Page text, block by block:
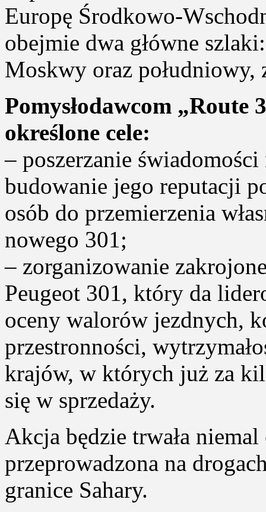
Europę Środkowo-
obejmie dwa główne
Moskwy oraz południowy,
Pomysłodawcom „Route
określone cele:
– poszerzanie
budowanie jego reputacji
osób do przemierzenia
nowego 301;
– zorganizowanie
Peugeot 301, który da
oceny walorów jezdnych,
przestronności,
krajów, w których już za
się w sprzedaży.
Akcja będzie trwała
przeprowadzona na
granice Sahary.